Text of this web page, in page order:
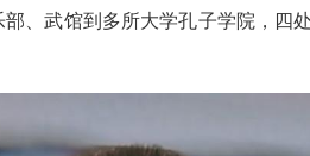
、武馆到多所大学孔子学院，四